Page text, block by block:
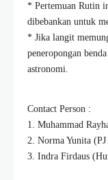
* Pertemuan Rutin
dibebankan untuk
* Jika langit
peneropongan
astronomi.
Contact Person :
1. Muhammad
2. Norma Yunita
3. Indra Firdaus